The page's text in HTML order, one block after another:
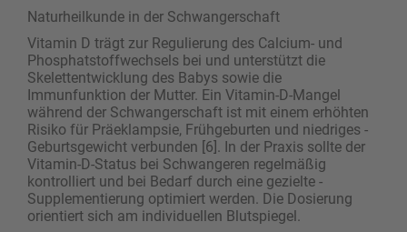
Naturheilkunde in der Schwangerschaft
Vitamin D trägt zur Regulierung des Calcium- und
Phosphatstoffwechsels bei und unterstützt die
Skelettentwicklung des Babys sowie die
Immunfunktion der Mutter. Ein Vitamin-D-Mangel
während der Schwangerschaft ist mit einem erhöhten
Risiko für Präeklampsie, Frühgeburten und niedriges ­
Geburtsgewicht verbunden [6]. In der Praxis sollte der
Vitamin-D-Status bei Schwangeren regelmäßig
kontrolliert und bei Bedarf durch eine gezielte ­
Supplementierung optimiert werden. Die Dosierung
orientiert sich am individuellen Blutspiegel.